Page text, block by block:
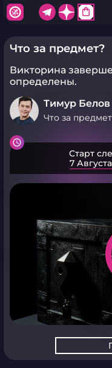
shopping_bag
Что за предмет?
Викторина
определены.
Тимур Белов
Что за
Старт
7